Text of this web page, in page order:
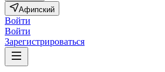
Афипский
Войти
Войти
Зарегистрироваться